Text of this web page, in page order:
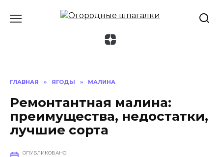
ГЛАВНАЯ » ЯГОДЫ » МАЛИНА
Ремонтантная малина:
преимущества, недостатки,
лучшие сорта
ОПУБЛИКОВАНО